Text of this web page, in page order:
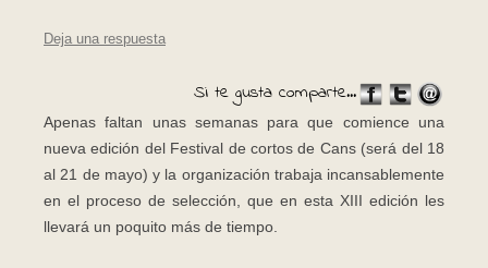
Deja una respuesta
Si te gusta comparte...
Apenas faltan unas semanas para que comience una
nueva edición del Festival de cortos de Cans (será del 18
al 21 de mayo) y la organización trabaja incansablemente
en el proceso de selección, que en esta XIII edición les
llevará un poquito más de tiempo.